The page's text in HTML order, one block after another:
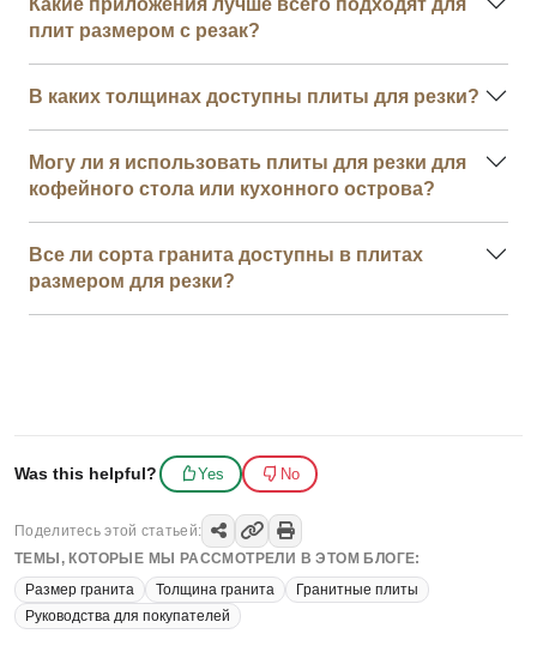
Какие приложения лучше всего подходят для
плит размером с резак?
В каких толщинах доступны плиты для резки?
Могу ли я использовать плиты для резки для
кофейного стола или кухонного острова?
Все ли сорта гранита доступны в плитах
размером для резки?
Was this helpful? Yes No
Поделитесь этой статьей:
ТЕМЫ, КОТОРЫЕ МЫ РАССМОТРЕЛИ В ЭТОМ БЛОГЕ:
Размер гранита
Толщина гранита
Гранитные плиты
Руководства для покупателей